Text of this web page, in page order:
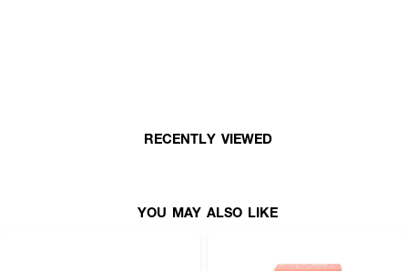
RECENTLY VIEWED
YOU MAY ALSO LIKE